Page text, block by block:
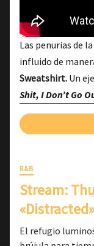
Las penurias de
influido de
Sweatshirt. Un
Shit, I Don’t Go
R&B
Stream:
«Distracted»
El refugio